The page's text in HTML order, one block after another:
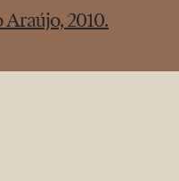
Araújo, 2010.